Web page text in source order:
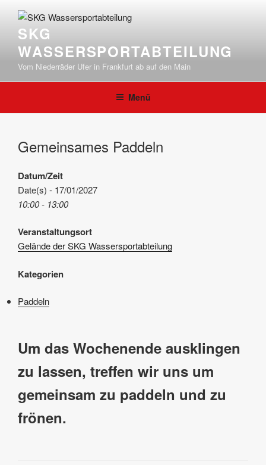
Inhalt
springenSKG
WASSERSPORTABTEILUNG
Vom Niederräder Ufer in Frankfurt ab auf den Main
Menü
Gemeinsames Paddeln
Datum/Zeit
Date(s) - 17/01/2027
10:00 - 13:00
Veranstaltungsort
Gelände der SKG Wassersportabteilung
Kategorien
Paddeln
Um das Wochenende ausklingen
zu lassen, treffen wir uns um
gemeinsam zu paddeln und zu
frönen.